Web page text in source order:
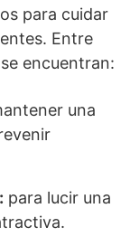
para cuidar
Entre
encuentran:
una
para lucir una